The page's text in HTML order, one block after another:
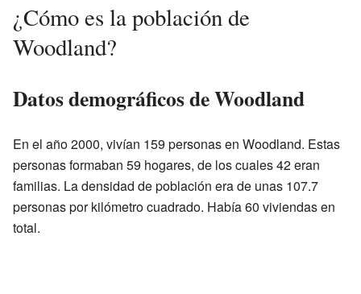
¿Cómo es la población de
Woodland?
Datos demográficos de Woodland
En el año 2000, vivían 159 personas en Woodland. Estas
personas formaban 59 hogares, de los cuales 42 eran
familias. La densidad de población era de unas 107.7
personas por kilómetro cuadrado. Había 60 viviendas en
total.